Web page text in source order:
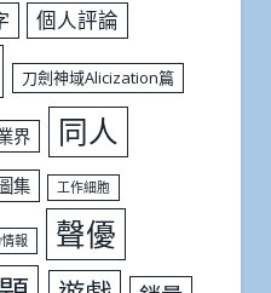
個人評論
刀劍神域Alicization篇
界 同人
圖集 工作細胞
報 聲優